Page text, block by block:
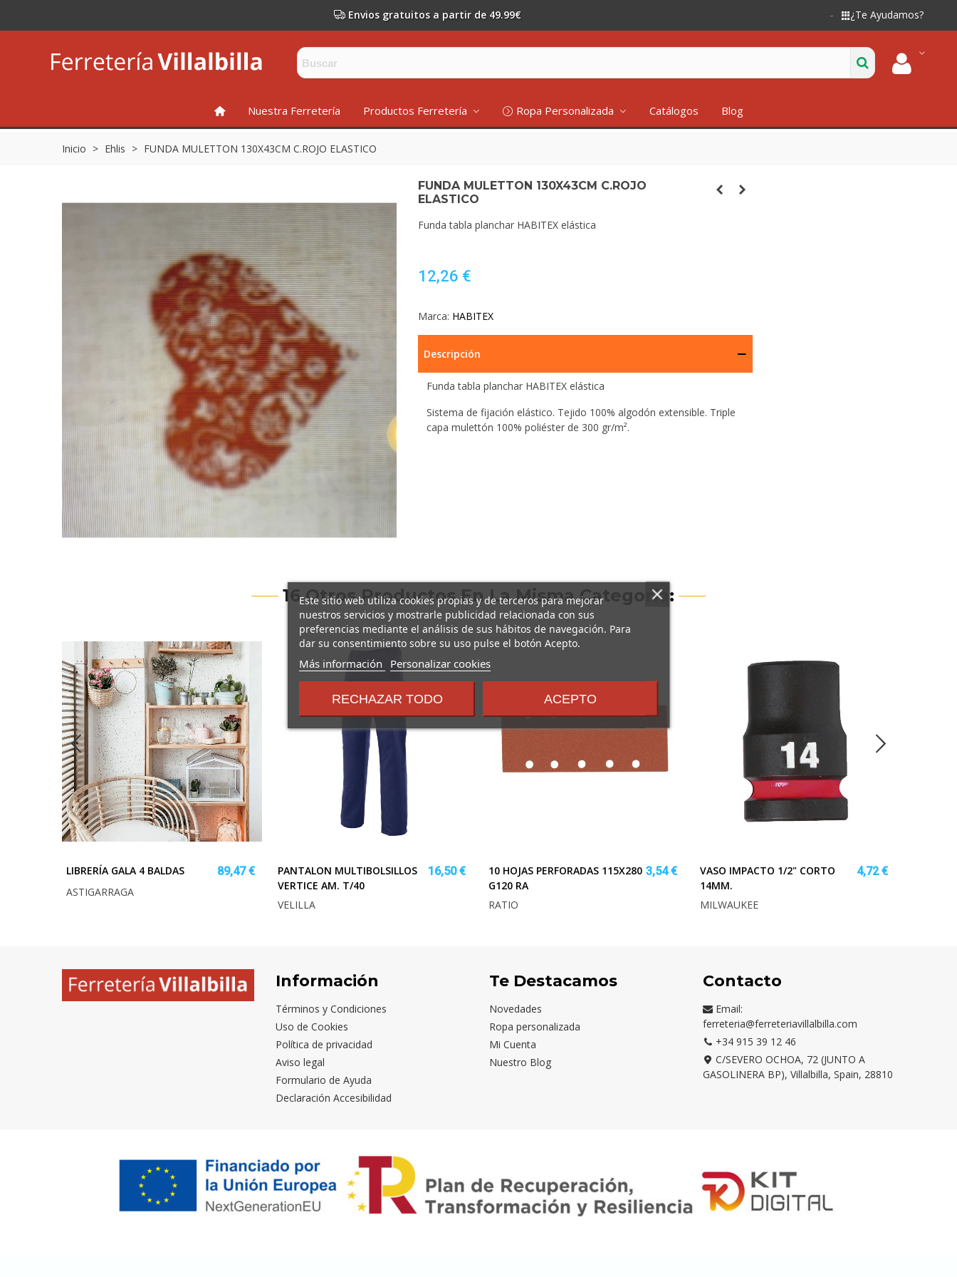
Envios gratuitos a partir de 49.99€ ¿Te Ayudamos?
INICIONuestra Ferretería Productos Ferretería Ropa Personalizada Catálogos Blog
Inicio > Ehlis > FUNDA MULETTON 130X43CM C.ROJO ELASTICO
FUNDA MULETTON 130X43CM C.ROJO
ELASTICO
Funda tabla planchar HABITEX elástica
12,26 €
Marca: HABITEX
Descripción
Funda tabla planchar HABITEX elástica
Sistema de fijación elástico. Tejido 100% algodón extensible. Triple
capa mulettón 100% poliéster de 300 gr/m².
16 Otros Productos En La Misma Categoría:
LIBRERÍA GALA 4 BALDAS
89,47 €
ASTIGARRAGA
PANTALON MULTIBOLSILLOS
VERTICE AM. T/40
16,50 €
VELILLA
10 HOJAS PERFORADAS 115X280
G120 RA
3,54 €
RATIO
VASO IMPACTO 1/2" CORTO
14MM.
4,72 €
MILWAUKEE
Información
Términos y Condiciones
Uso de Cookies
Política de privacidad
Aviso legal
Formulario de Ayuda
Declaración Accesibilidad
Te Destacamos
Novedades
Ropa personalizada
Mi Cuenta
Nuestro Blog
Contacto
Email:
ferreteria@ferreteriavillalbilla.com
+34 915 39 12 46
C/SEVERO OCHOA, 72 (JUNTO A
GASOLINERA BP), Villalbilla, Spain, 28810
Este sitio web utiliza cookies propias y de terceros para mejorar
nuestros servicios y mostrarle publicidad relacionada con sus
preferencias mediante el análisis de sus hábitos de navegación. Para
dar su consentimiento sobre su uso pulse el botón Acepto.
Más información
sobre
y
condiciones
Personalizar cookies
RECHAZAR TODO ACEPTO